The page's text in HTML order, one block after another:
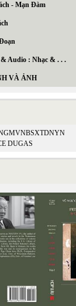
- Mạn Đàm
Audio : Nhạc & . . .
VÀ ẢNH
DUGAS